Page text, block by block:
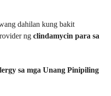
dahilan kung bakit
ng clindamycin para sa
sa mga Unang Pinipiling